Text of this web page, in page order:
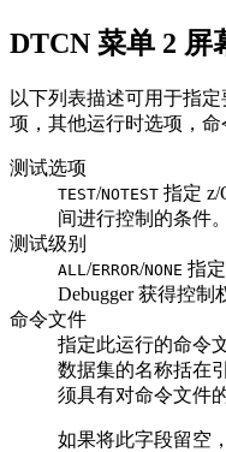
DTCN 菜单 2 屏
以下列表描述可用于指
项，其他运行时选项，
测试选项
TEST/NOTEST 指定 z/
间进行控制的条件。
测试级别
ALL /ERROR/NONE 指
Debugger获得控制
命令文件
指定此运行的命令
数据集的名称括在
须具有对命令文件
如果将此字段留空